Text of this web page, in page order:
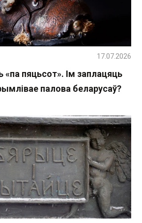
«па пяцьсот». Ім заплацяць
палова беларусаў?
17.07.2026